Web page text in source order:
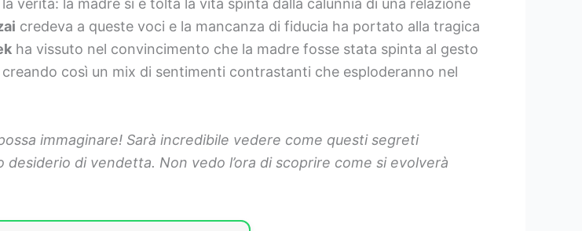
verità: la madre si è tolta la vita spinta dalla calunnia di una relazione
credeva a queste voci e la mancanza di fiducia ha portato alla tragica
ha vissuto nel convincimento che la madre fosse stata spinta al gesto
creando così un mix di sentimenti contrastanti che esploderanno nel
immaginare! Sarà incredibile vedere come questi segreti
di vendetta. Non vedo l’ora di scoprire come si evolverà